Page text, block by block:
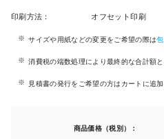
印刷方法： オフセット印刷
サイズや用紙などの変更をご希望の際は
消費税の端数処理により最終的な合計額
見積書の発行をご希望の方はカートに追
商品価格（税別）：